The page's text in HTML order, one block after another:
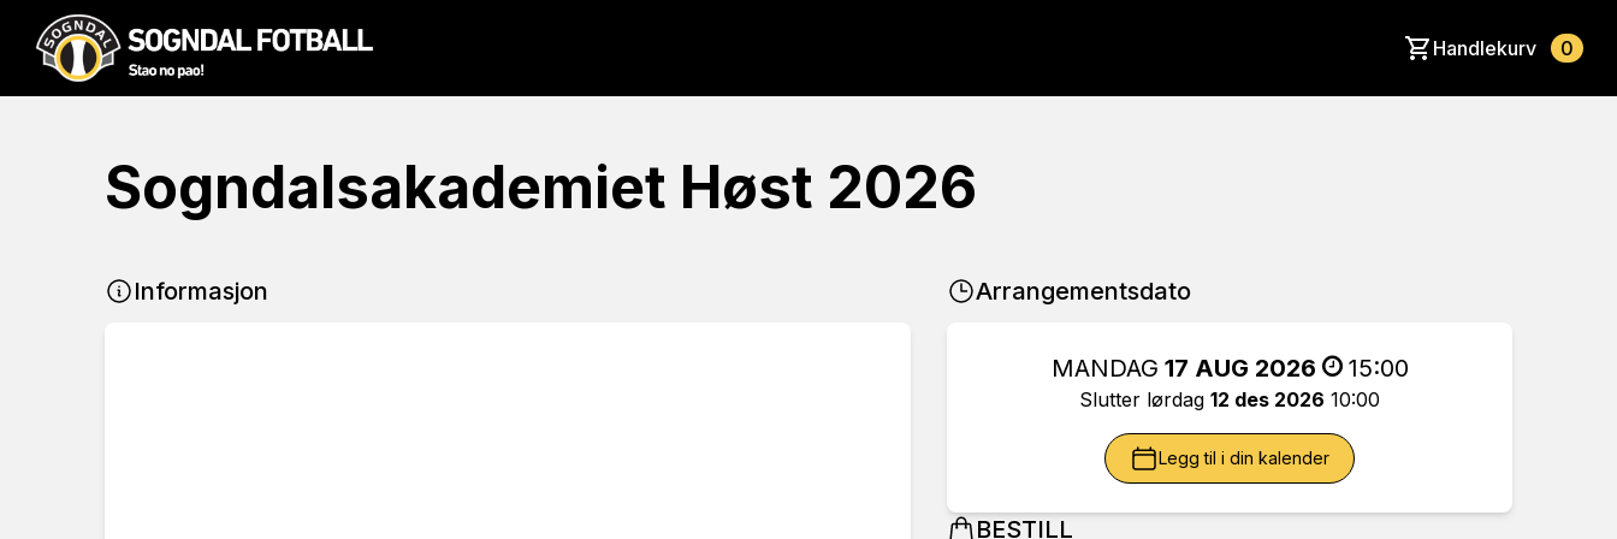
Handlekurv 0
Sogndalsakademiet Høst 2026
Informasjon Arrangementsdato
MANDAG 17 AUG 2026 15:00
Slutter lørdag 12 des 2026 10:00
Legg til i din kalender
BESTILL